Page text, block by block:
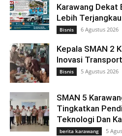
Karawang Dekat
Lebih
Bisnis 6 Agustus 2026
Kepala SMAN 2
Inovasi
Bisnis 5 Agustus 2026
SMAN 5
Tingkatkan
Teknologi Dan
berita karawang 5